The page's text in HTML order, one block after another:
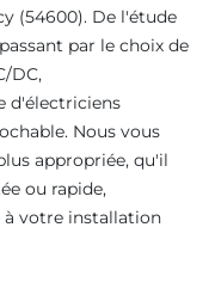
(54600). De l'étude
par le choix de
DC,
d'électriciens
Nous vous
appropriée, qu'il
ou rapide,
votre installation